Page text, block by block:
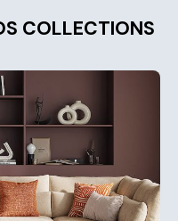
COLLECTIONS